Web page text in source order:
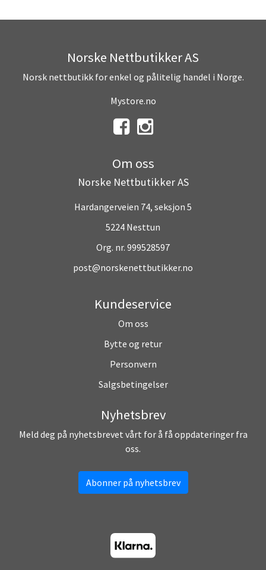
Norske Nettbutikker AS
Norsk nettbutikk for enkel og pålitelig handel i Norge.
Mystore.no
Om oss
Norske Nettbutikker AS
Hardangerveien 74, seksjon 5
5224 Nesttun
Org. nr. 999528597
post@norskenettbutikker.no
Kundeservice
Om oss
Bytte og retur
Personvern
Salgsbetingelser
Nyhetsbrev
Meld deg på nyhetsbrevet vårt for å få oppdateringer fra
oss.
Abonner på nyhetsbrev